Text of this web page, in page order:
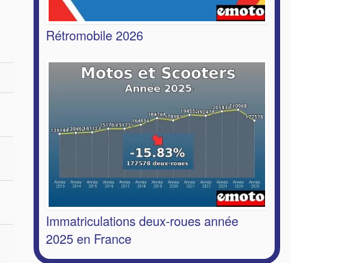
Rétromobile 2026
Immatriculations deux-roues année
2025 en France